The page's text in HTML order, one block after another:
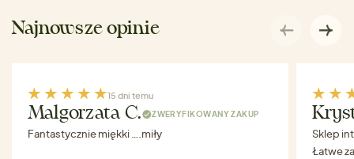
Najnowsze opinie
15 dni temu
Malgorzata C. ZWERYFIKOWANY ZAKUP
Fantastycznie miękki ….miły
Sklep
Łatwe